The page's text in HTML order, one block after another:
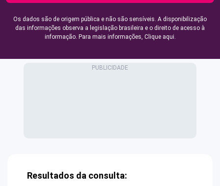
Os dados são de origem pública e não são sensíveis. A disponibilização
das informações observa a legislação brasileira e o direito de acesso à
informação. Para mais informações, Clique aqui.
Resultados da consulta: